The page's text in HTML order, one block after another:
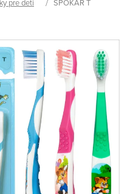
pre deti SPOKAR T